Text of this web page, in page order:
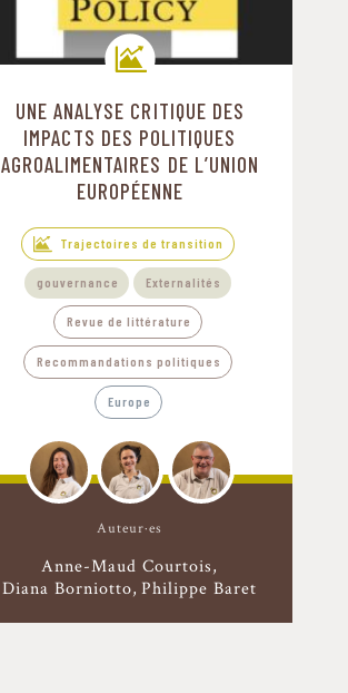
Trajectoires de transition
UNE ANALYSE CRITIQUE DES
IMPACTS DES POLITIQUES
AGROALIMENTAIRES DE L’UNION
EUROPÉENNE
Trajectoires de transition
gouvernance Externalités
Revue de littérature
Recommandations politiques
Europe
Auteur·es
Anne-Maud Courtois
Diana Borniotto Philippe Baret